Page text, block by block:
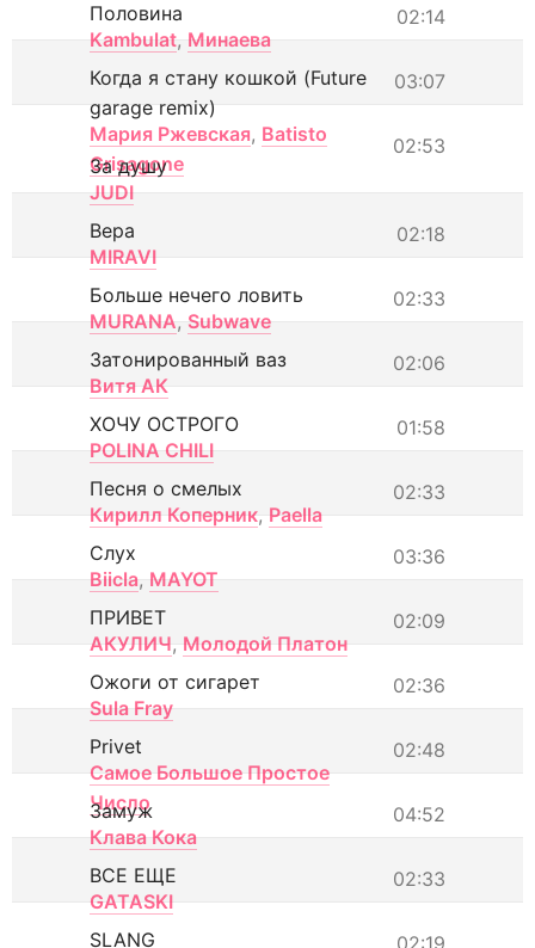
02:14
Половина
Kambulat, Минаева
03:07
Когда я стану кошкой (Future
garage remix)
Мария Ржевская, Batisto
Grisagone
02:53
За душу
JUDI
02:18
Вера
MIRAVI
02:33
Больше нечего ловить
MURANA, Subwave
02:06
Затонированный ваз
Витя АК
01:58
ХОЧУ ОСТРОГО
POLINA CHILI
02:33
Песня о смелых
Кирилл Коперник, Paella
03:36
Слух
Biicla, MAYOT
02:09
ПРИВЕТ
АКУЛИЧ, Молодой Платон
02:36
Ожоги от сигарет
Sula Fray
02:48
Privet
Самое Большое Простое
Число
04:52
Замуж
Клава Кока
02:33
ВСЕ ЕЩЕ
GATASKI
02:19
SLANG